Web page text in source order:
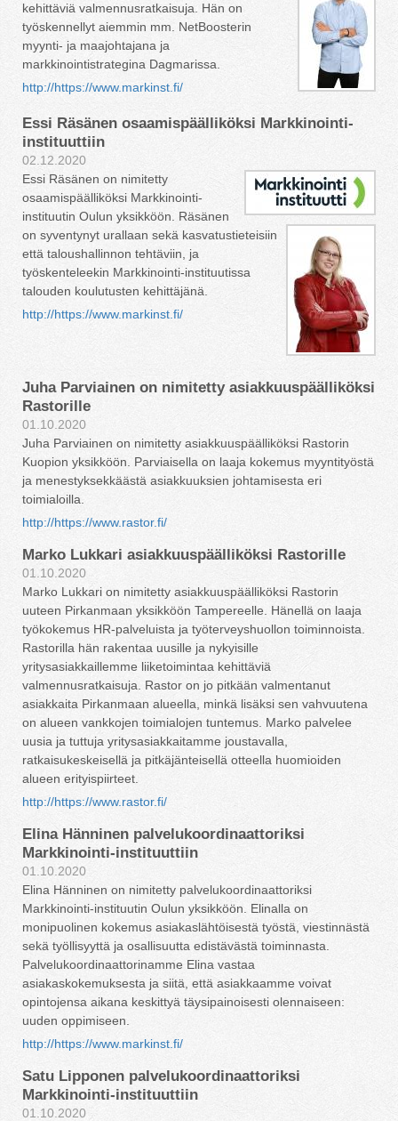
kehittäviä valmennusratkaisuja. Hän on
työskennellyt aiemmin mm. NetBoosterin
myynti- ja maajohtajana ja
markkinointistrategina Dagmarissa.
http://https://www.markinst.fi/
Essi Räsänen osaamispäälliköksi Markkinointi-
instituuttiin
02.12.2020
Essi Räsänen on nimitetty
osaamispäälliköksi Markkinointi-
instituutin Oulun yksikköön. Räsänen
on syventynyt urallaan sekä kasvatustieteisiin
että taloushallinnon tehtäviin, ja
työskenteleekin Markkinointi-instituutissa
talouden koulutusten kehittäjänä.
http://https://www.markinst.fi/
Juha Parviainen on nimitetty asiakkuuspäälliköksi
Rastorille
01.10.2020
Juha Parviainen on nimitetty asiakkuuspäälliköksi Rastorin
Kuopion yksikköön. Parviaisella on laaja kokemus myyntityöstä
ja menestyksekkäästä asiakkuuksien johtamisesta eri
toimialoilla.
http://https://www.rastor.fi/
Marko Lukkari asiakkuuspäälliköksi Rastorille
01.10.2020
Marko Lukkari on nimitetty asiakkuuspäälliköksi Rastorin
uuteen Pirkanmaan yksikköön Tampereelle. Hänellä on laaja
työkokemus HR-palveluista ja työterveyshuollon toiminnoista.
Rastorilla hän rakentaa uusille ja nykyisille
yritysasiakkaillemme liiketoimintaa kehittäviä
valmennusratkaisuja. Rastor on jo pitkään valmentanut
asiakkaita Pirkanmaan alueella, minkä lisäksi sen vahvuutena
on alueen vankkojen toimialojen tuntemus. Marko palvelee
uusia ja tuttuja yritysasiakkaitamme joustavalla,
ratkaisukeskeisellä ja pitkäjänteisellä otteella huomioiden
alueen erityispiirteet.
http://https://www.rastor.fi/
Elina Hänninen palvelukoordinaattoriksi
Markkinointi-instituuttiin
01.10.2020
Elina Hänninen on nimitetty palvelukoordinaattoriksi
Markkinointi-instituutin Oulun yksikköön. Elinalla on
monipuolinen kokemus asiakaslähtöisestä työstä, viestinnästä
sekä työllisyyttä ja osallisuutta edistävästä toiminnasta.
Palvelukoordinaattorinamme Elina vastaa
asiakaskokemuksesta ja siitä, että asiakkaamme voivat
opintojensa aikana keskittyä täysipainoisesti olennaiseen:
uuden oppimiseen.
http://https://www.markinst.fi/
Satu Lipponen palvelukoordinaattoriksi
Markkinointi-instituuttiin
01.10.2020